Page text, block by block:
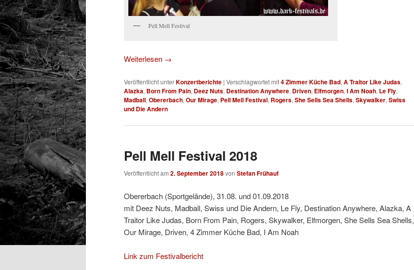
Pell Mell Festival
Weiterlesen →
Veröffentlicht unterKonzertberichte | Verschlagwortet mit4 Zimmer Küche Bad, A Traitor Like Judas,
Alazka, Born From Pain, Deez Nuts, Destination Anywhere, Driven, Elfmorgen, I Am Noah, Le Fly,
Madball, Obererbach, Our Mirage, Pell Mell Festival, Rogers, She Sells Sea Shells, Skywalker, Swiss
und Die Andern
Pell Mell Festival 2018
Veröffentlicht am 2. September 2018von Stefan Frühauf
Obererbach (Sportgelände), 31.08. und 01.09.2018
mit Deez Nuts, Madball, Swiss und Die Andern, Le Fly, Destination Anywhere, Alazka, A
Traitor Like Judas, Born From Pain, Rogers, Skywalker, Elfmorgen, She Sells Sea Shells,
Our Mirage, Driven, 4 Zimmer Küche Bad, I Am Noah
Link zum Festivalbericht